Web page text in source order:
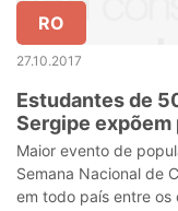
RO
27.10.2017
Estudantes de
Sergipe
e à tecnologia
Maior evento de
Semana Nacional de
em todo país entre